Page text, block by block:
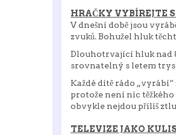
HRAČKY VYBÍREJTE
V dnešní době jsou
zvuků. Bohužel hluk
Dlouhotrvající hluk nad
srovnatelný s letem
Každé dítě rádo
protože není nic
obvykle nejdou příliš
TELEVIZE JAKO